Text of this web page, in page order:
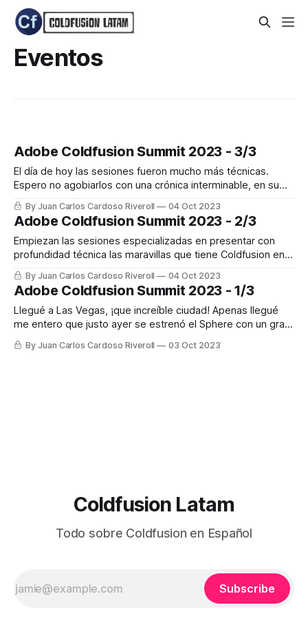
Eventos
Adobe Coldfusion Summit 2023 - 3/3
El día de hoy las sesiones fueron mucho más técnicas.
Espero no agobiarlos con una crónica interminable, en su
lugar trataré de resumir en un sólo post las maravillas que
vimos el día de hoy, para que ustedes exploren, el nuevo
CF, en su tiempo y profundidad. Antes de entrar
By Juan Carlos Cardoso Riveroll 04 Oct 2023
Adobe Coldfusion Summit 2023 - 2/3
Empiezan las sesiones especializadas en presentar con
profundidad técnica las maravillas que tiene Coldfusion en
su nueva versión, Los lideres de opinión y más reconocidos
evangelistas de la comunidad, así como el equipo técnico y
de producto de Adobe están presentes en todas ellas. Algo
que no me gusta de
By Juan Carlos Cardoso Riveroll 04 Oct 2023
Adobe Coldfusion Summit 2023 - 1/3
Llegué a Las Vegas, ¡que increíble ciudad! Apenas llegué
me entero que justo ayer se estrenó el Sphere con un gran
concierto de U2 al que desafortunadamente no fui invitado
y menos mal porque dicen que los boletos estaban
By Juan Carlos Cardoso Riveroll 03 Oct 2023
Coldfusion Latam
Todo sobre Coldfusion en Español
Subscribe